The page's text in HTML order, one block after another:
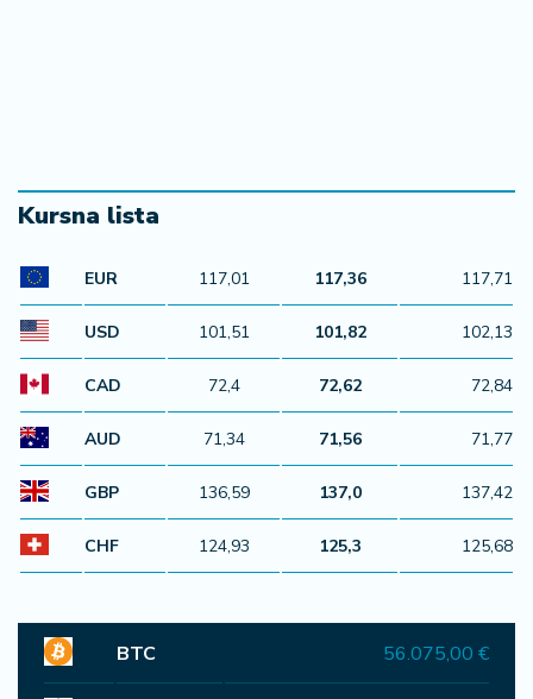
Kursna lista
EUR 117,01 117,36 117,71
USD 101,51 101,82 102,13
CAD 72,4 72,62 72,84
AUD 71,34 71,56 71,77
GBP 136,59 137,0 137,42
CHF 124,93 125,3 125,68
BTC 56.075,00 €